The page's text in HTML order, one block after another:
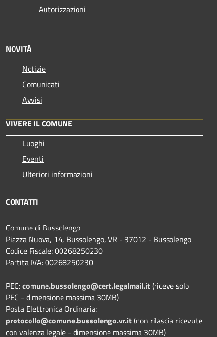
Autorizzazioni
NOVITÀ
Notizie
Comunicati
Avvisi
VIVERE IL COMUNE
Luoghi
Eventi
Ulteriori informazioni
CONTATTI
Comune di Bussolengo
Piazza Nuova, 14, Bussolengo, VR - 37012 - Bussolengo
Codice Fiscale: 00268250230
Partita IVA: 00268250230
PEC:comune.bussolengo@cert.legalmail.it(riceve solo
PEC - dimensione massima 30MB)
Posta Elettronica Ordinaria:
protocollo@comune.bussolengo.vr.it(non rilascia ricevute
con valenza legale - dimensione massima 30MB)